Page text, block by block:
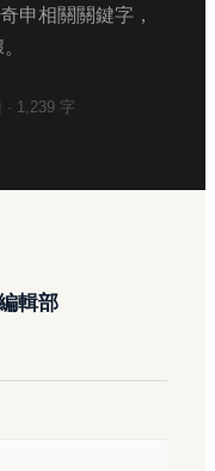
申相關關鍵字，
· 1,239 字
輯部